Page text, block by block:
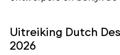
Uitreiking Dutch
2026